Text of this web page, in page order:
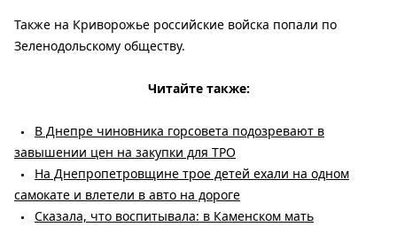
Также на Криворожье российские войска попали по
Зеленодольскому обществу.
Читайте также:
В Днепре чиновника горсовета подозревают в
завышении цен на закупки для ТРО
На Днепропетровщине трое детей ехали на одном
самокате и влетели в авто на дороге
Сказала, что воспитывала: в Каменском мать